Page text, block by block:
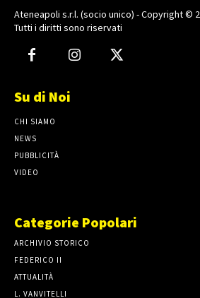
Ateneapoli s.r.l. (socio unico) - Copyright ©
Tutti i diritti sono riservati
Su di Noi
CHI SIAMO
NEWS
PUBBLICITÀ
VIDEO
Categorie Popolari
ARCHIVIO STORICO
FEDERICO II
ATTUALITÀ
L. VANVITELLI